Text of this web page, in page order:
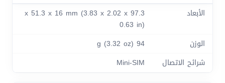
الأبعاد
97.3 x 51.3 x 16 mm (3.83 x 2.02 x
0.63 in)
الوزن
94 g (3.32 oz)
شرائح الاتصال
Mini-SIM